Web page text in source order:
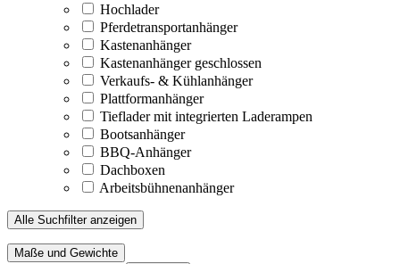
Hochlader
Pferdetransportanhänger
Kastenanhänger
Kastenanhänger geschlossen
Verkaufs- & Kühlanhänger
Plattformanhänger
Tieflader mit integrierten Laderampen
Bootsanhänger
BBQ-Anhänger
Dachboxen
Arbeitsbühnenanhänger
Alle Suchfilter anzeigen
Maße und Gewichte